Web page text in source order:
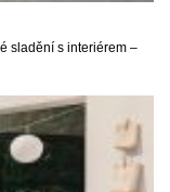
sladění s interiérem –